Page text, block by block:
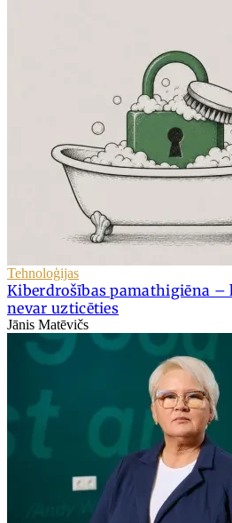
Tehnoloģijas
Kiberdrošības pamathigiēna –
nevar uzticēties
Jānis Matēvičs